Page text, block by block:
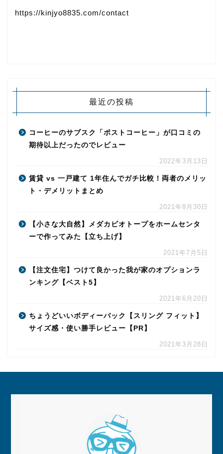
https://kinjyo8835.com/contact
最近の投稿
コーヒーのサブスク「ポストコーヒー」が口コミの
期待以上だったのでレビュー
2022年3月13日
賃貸 vs 一戸建て 1年住んでガチ比較！両者のメリッ
ト・デメリットまとめ
2021年8月30日
【小さな大自然】メダカビオトープをホームセンタ
ーで作ってみた【立ち上げ】
2021年7月5日
【注文住宅】つけて良かった我が家のオプションラ
ンキング【ベスト5】
2021年6月20日
ちょうどいいボディーバック【スリング フィット】
サイズ感・使い勝手レビュー【PR】
2021年3月28日